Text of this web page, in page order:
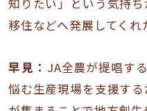
知りたい」という気持
移住などへ発展してくれ
早見： JA全農が提唱す
悩む生産現場を支援す